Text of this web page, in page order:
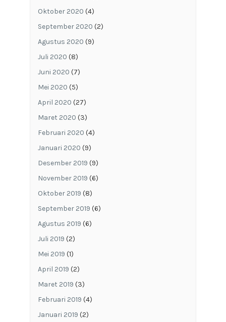
Oktober 2020 (4)
September 2020 (2)
Agustus 2020 (9)
Juli 2020 (8)
Juni 2020 (7)
Mei 2020 (5)
April 2020 (27)
Maret 2020 (3)
Februari 2020 (4)
Januari 2020 (9)
Desember 2019 (9)
November 2019 (6)
Oktober 2019 (8)
September 2019 (6)
Agustus 2019 (6)
Juli 2019 (2)
Mei 2019 (1)
April 2019 (2)
Maret 2019 (3)
Februari 2019 (4)
Januari 2019 (2)